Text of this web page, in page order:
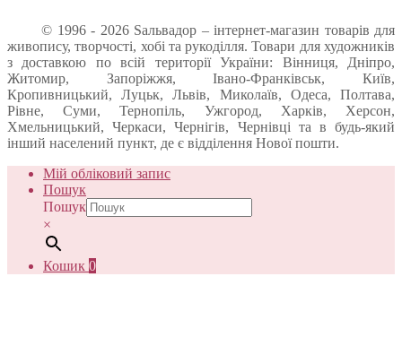
© 1996 - 2026 Sальвадор – інтернет-магазин товарів для
живопису, творчості, хобі та рукоділля. Товари для художників
з доставкою по всій території України: Вінниця, Дніпро,
Житомир, Запоріжжя, Івано-Франківськ, Київ,
Кропивницький, Луцьк, Львів, Миколаїв, Одеса, Полтава,
Рівне, Суми, Тернопіль, Ужгород, Харків, Херсон,
Хмельницький, Черкаси, Чернігів, Чернівці та в будь-який
інший населений пункт, де є відділення Нової пошти.
Мій обліковий запис
Пошук
Пошук
×
Кошик 0